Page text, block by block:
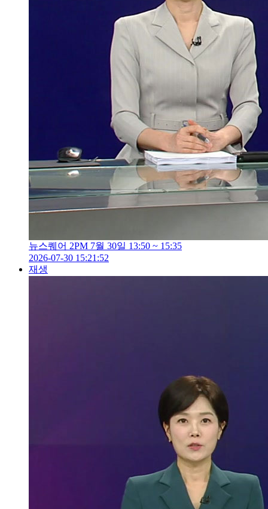
뉴스퀘어 2PM 7월 30일 13:50 ~ 15:35
2026-07-30 15:21:52
재생